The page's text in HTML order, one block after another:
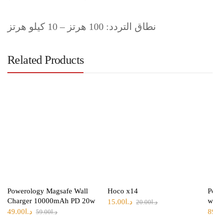
نطاق التردد: 100 هرتز – 10 كيلو هرتز
Related Products
Powerology Magsafe Wall
Charger 10000mAh PD 20w
د.ا59.00 د.ا 49.00
Hoco x14
د.ا20.00 د.ا 15.00